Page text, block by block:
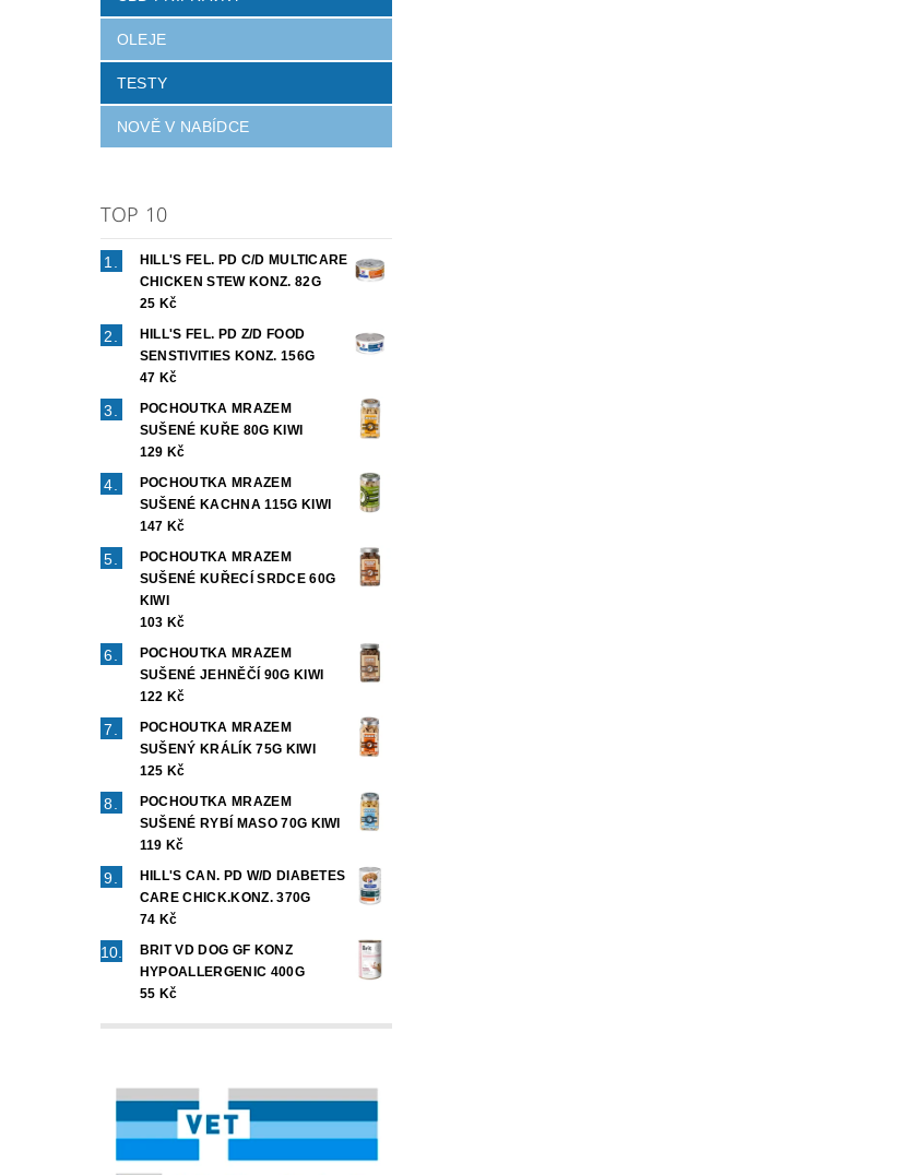
OLEJE
TESTY
NOVĚ V NABÍDCE
TOP 10
HILL'S FEL. PD C/D MULTICARE
CHICKEN STEW KONZ. 82G
25 Kč
HILL'S FEL. PD Z/D FOOD
SENSTIVITIES KONZ. 156G
47 Kč
POCHOUTKA MRAZEM
SUŠENÉ KUŘE 80G KIWI
129 Kč
POCHOUTKA MRAZEM
SUŠENÉ KACHNA 115G KIWI
147 Kč
POCHOUTKA MRAZEM
SUŠENÉ KUŘECÍ SRDCE 60G
KIWI
103 Kč
POCHOUTKA MRAZEM
SUŠENÉ JEHNĚČÍ 90G KIWI
122 Kč
POCHOUTKA MRAZEM
SUŠENÝ KRÁLÍK 75G KIWI
125 Kč
POCHOUTKA MRAZEM
SUŠENÉ RYBÍ MASO 70G KIWI
119 Kč
HILL'S CAN. PD W/D DIABETES
CARE CHICK.KONZ. 370G
74 Kč
BRIT VD DOG GF KONZ
HYPOALLERGENIC 400G
55 Kč